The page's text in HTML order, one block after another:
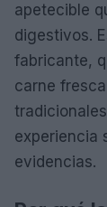
apetecible
digestivos.
fabricante,
carne
experiencia
evidencias.